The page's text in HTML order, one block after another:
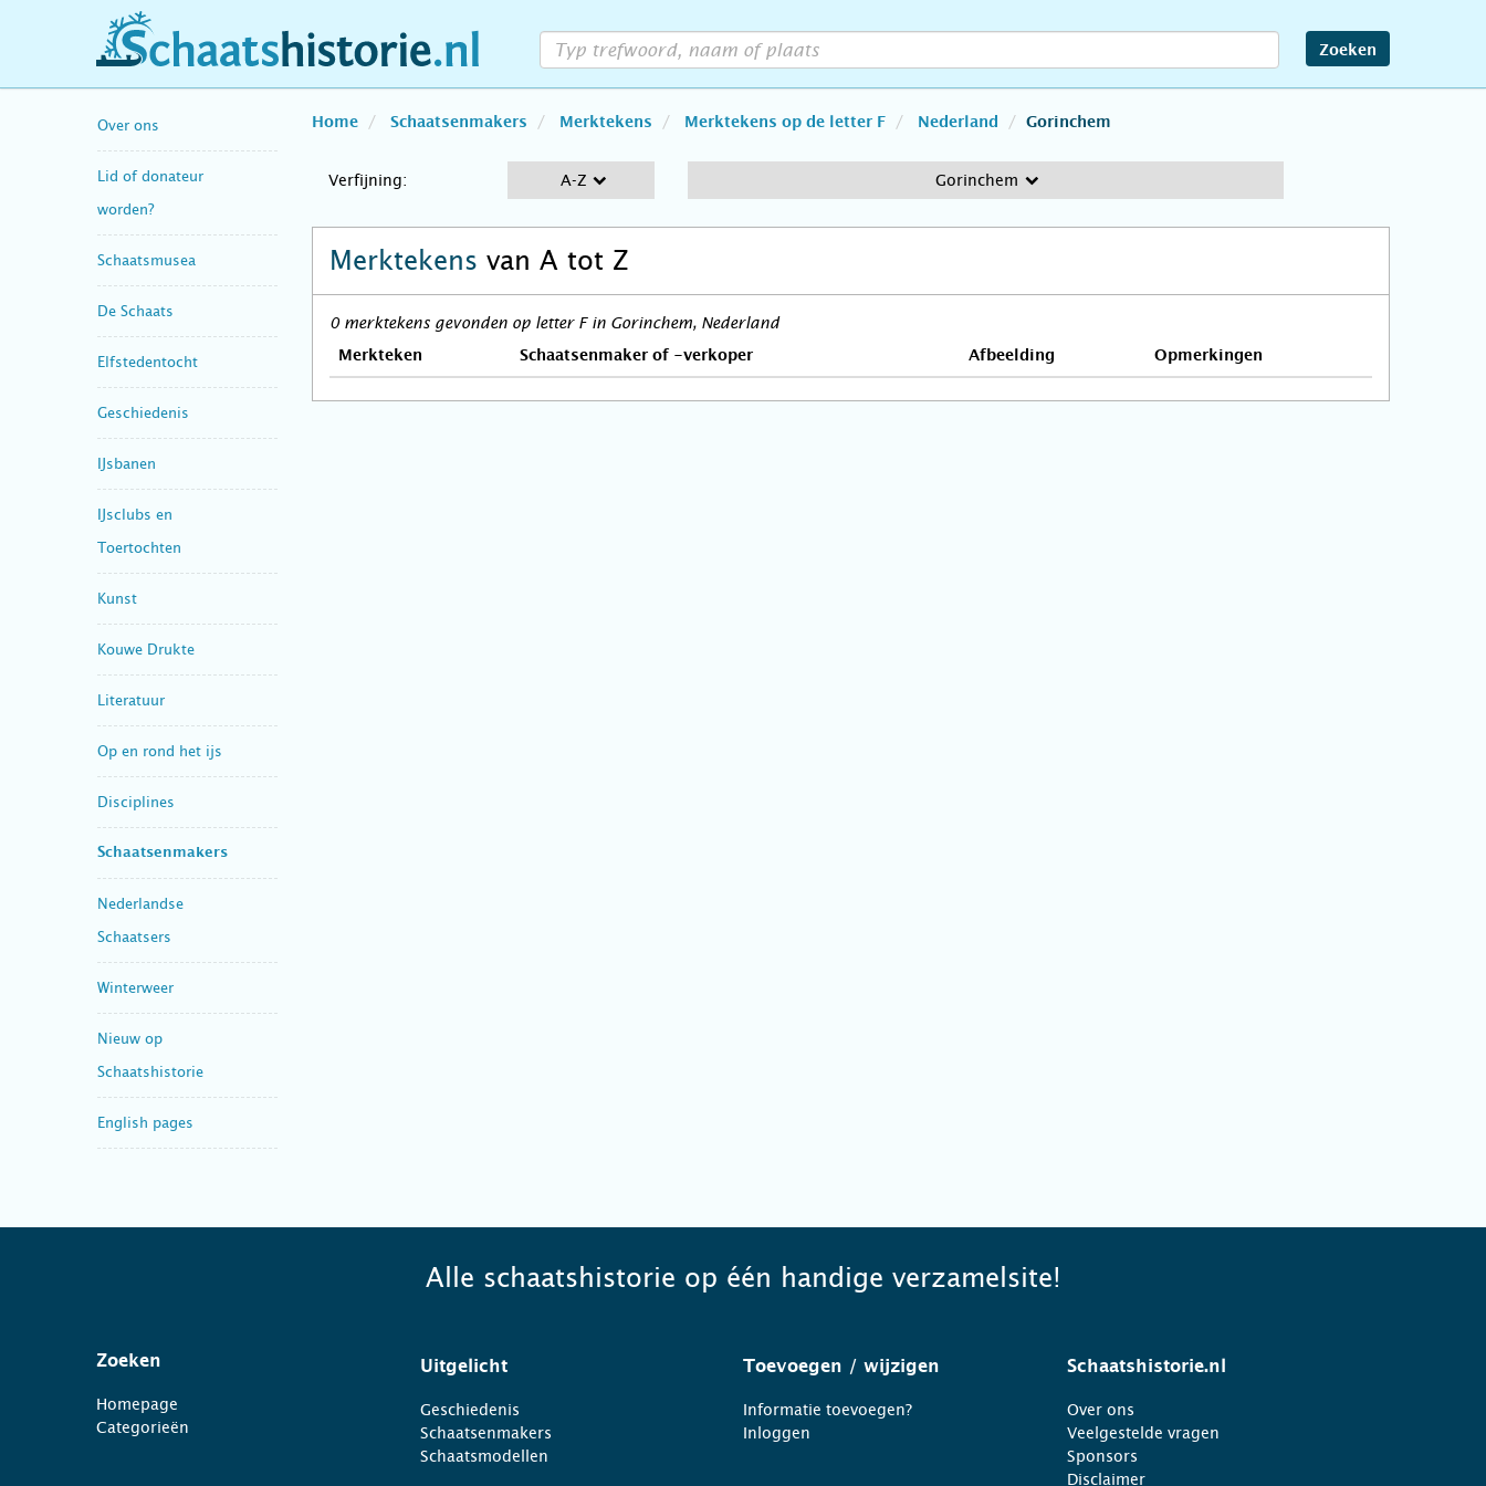
schaatshistorie.nl Zoeken
Over ons
Lid of donateur
worden?
Schaatsmusea
De Schaats
Elfstedentocht
Geschiedenis
IJsbanen
IJsclubs en
Toertochten
Kunst
Kouwe Drukte
Literatuur
Op en rond het ijs
Disciplines
Schaatsenmakers
Nederlandse
Schaatsers
Winterweer
Nieuw op
Schaatshistorie
English pages
Home Schaatsenmakers Merktekens Merktekens op de letter F Nederland Gorinchem
Verfijning: A-Z Gorinchem
Merktekens van A tot Z
0 merktekens gevonden op letter F in Gorinchem, Nederland
Merkteken Schaatsenmaker of -verkoper Afbeelding Opmerkingen
Alle schaatshistorie op één handige verzamelsite!
Zoeken
Homepage
Categorieën
Uitgelicht
Geschiedenis
Schaatsenmakers
Schaatsmodellen
Toevoegen / wijzigen
Informatie toevoegen?
Inloggen
Schaatshistorie.nl
Over ons
Veelgestelde vragen
Sponsors
Disclaimer